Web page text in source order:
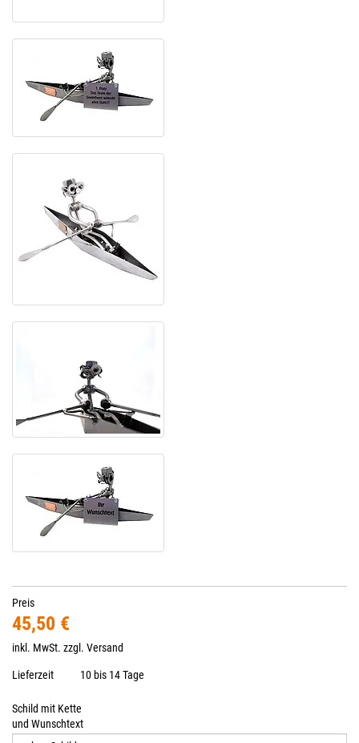
Preis
45,50 €
inkl. MwSt. zzgl. Versand
Lieferzeit 10 bis 14 Tage
Schild mit Kette
und Wunschtext